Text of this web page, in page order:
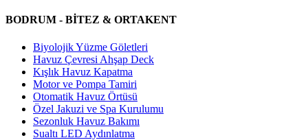
BODRUM - BİTEZ & ORTAKENT
Biyolojik Yüzme Göletleri
Havuz Çevresi Ahşap Deck
Kışlık Havuz Kapatma
Motor ve Pompa Tamiri
Otomatik Havuz Örtüsü
Özel Jakuzi ve Spa Kurulumu
Sezonluk Havuz Bakımı
Sualtı LED Aydınlatma